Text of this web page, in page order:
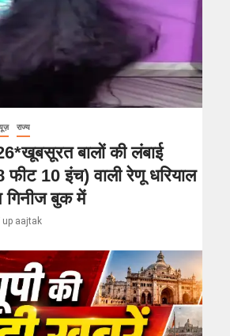
राज्य
बालों की लंबाई
10 इंच) वाली रेणू धरियाल
गिनीज बुक में
up aajtak